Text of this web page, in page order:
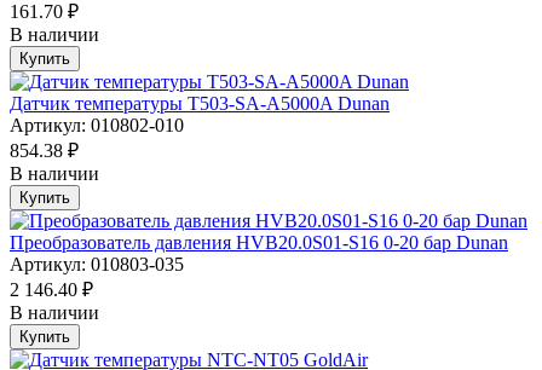
161.70 ₽
В наличии
Купить
Датчик температуры T503-SA-A5000A Dunan
Артикул: 010802-010
854.38 ₽
В наличии
Купить
Преобразователь давления HVB20.0S01-S16 0-20 бар Dunan
Артикул: 010803-035
2 146.40 ₽
В наличии
Купить